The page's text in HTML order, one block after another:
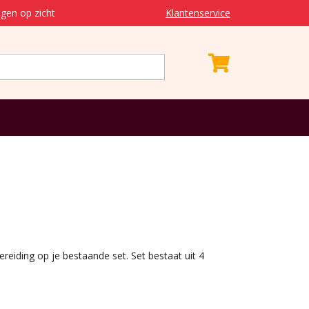
op zicht Klantenservice
op je bestaande set. Set bestaat uit 4